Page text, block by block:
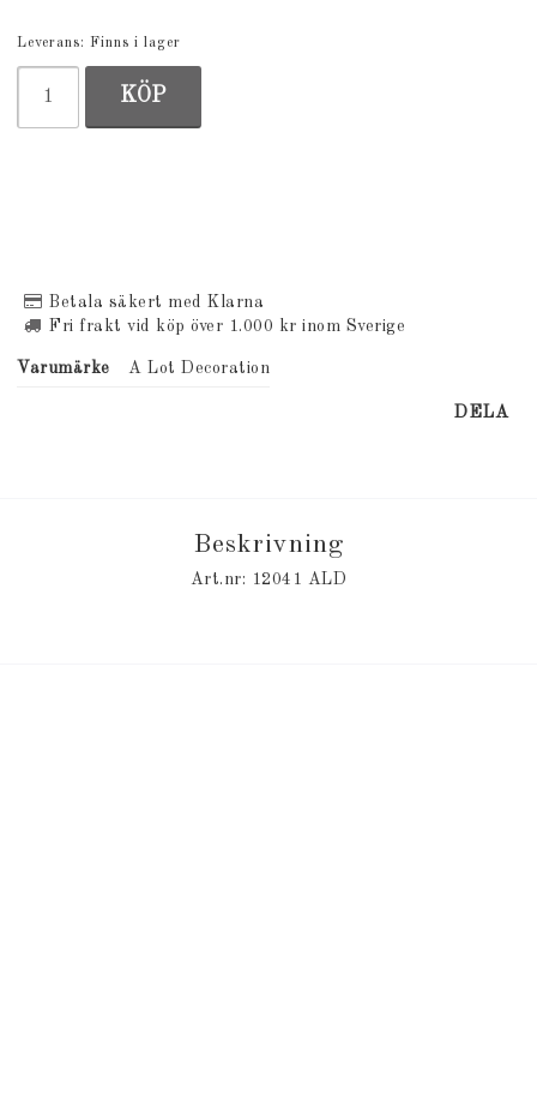
Leverans: Finns i lager
KÖP
Betala säkert med Klarna
Fri frakt vid köp över 1.000 kr inom Sverige
Varumärke A Lot Decoration
DELA
Beskrivning
Art.nr: 12041 ALD